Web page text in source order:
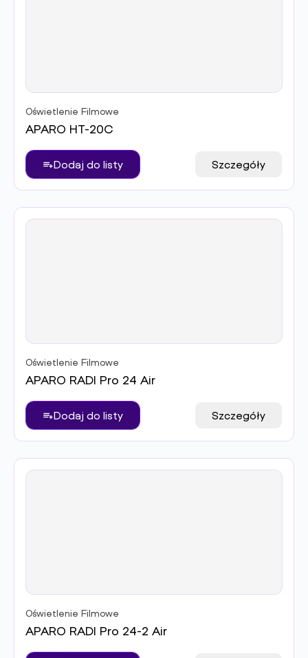
Oświetlenie Filmowe
APARO HT-20C
Dodaj do listy Szczegóły
Oświetlenie Filmowe
APARO RADI Pro 24 Air
Dodaj do listy Szczegóły
Oświetlenie Filmowe
APARO RADI Pro 24-2 Air